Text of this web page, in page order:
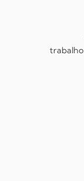
trabalho